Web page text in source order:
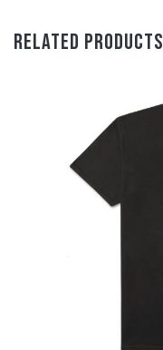
Related Products